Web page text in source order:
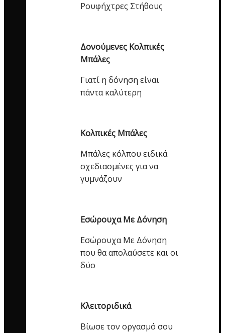
Ρουφήχτρες Στήθους
Δονούμενες Κολπικές
Μπάλες
Γιατί η δόνηση είναι
πάντα καλύτερη
Κολπικές Μπάλες
Μπάλες κόλπου ειδικά
σχεδιασμένες για να
γυμνάζουν
Εσώρουχα Με Δόνηση
Εσώρουχα Με Δόνηση
που θα απολαύσετε και οι
δύο
Κλειτοριδικά
Βίωσε τον οργασμό σου